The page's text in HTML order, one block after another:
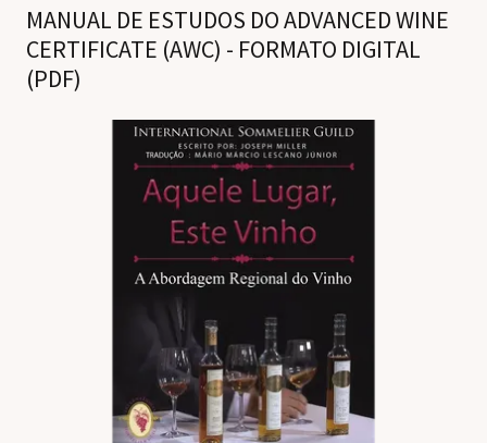
MANUAL DE ESTUDOS DO ADVANCED WINE
CERTIFICATE (AWC) - FORMATO DIGITAL
(PDF)